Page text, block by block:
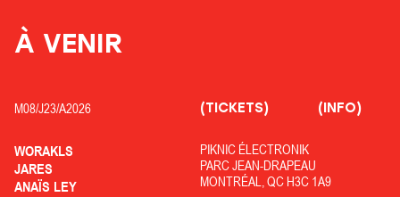
À VENIR
M08/J23/A2026
WORAKLS
JARES
ANAÏS LEY
PIKNIC ÉLECTRONIK
PARC JEAN-DRAPEAU
MONTRÉAL, QC H3C 1A9
(TICKETS) (INFO)